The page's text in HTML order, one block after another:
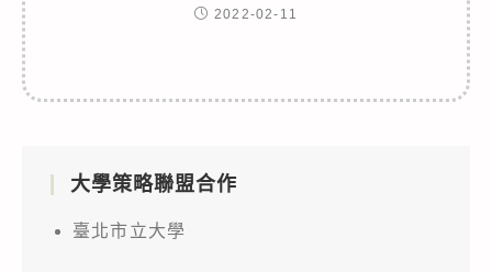
2022-02-11
大學策略聯盟合作
臺北市立大學